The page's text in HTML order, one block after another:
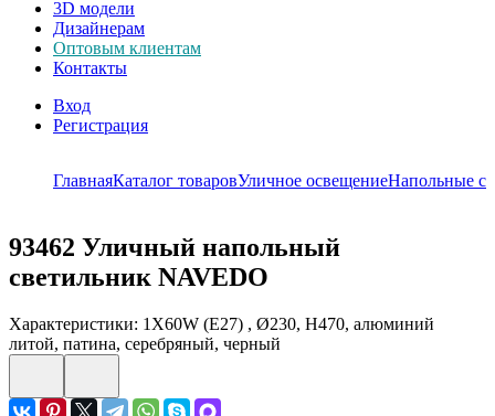
3D модели
Дизайнерам
Оптовым клиентам
Контакты
Вход
Регистрация
ГлавнаяКаталог товаровУличное освещениеНапольные
93462 Уличный напольный
светильник NAVEDO
Характеристики: 1X60W (E27) , Ø230, H470, алюминий
литой, патина, серебряный, черный